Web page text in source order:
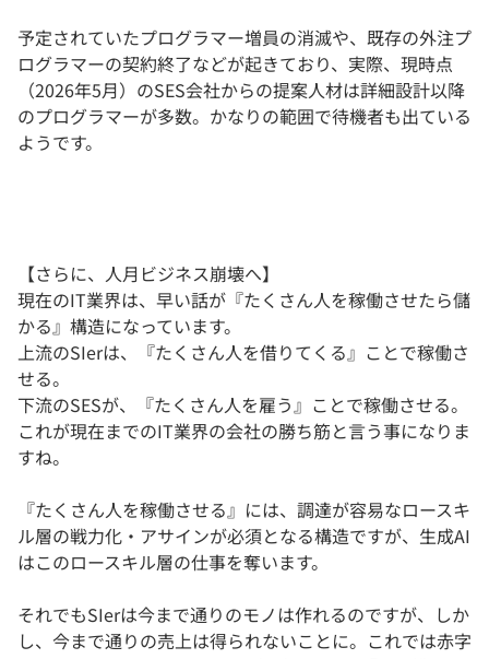
予定されていたプログラマー増員の消滅や、既存の外注プ
ログラマーの契約終了などが起きており、実際、現時点
（2026年5月）のSES会社からの提案人材は詳細設計以降
のプログラマーが多数。かなりの範囲で待機者も出ている
ようです。
【さらに、人月ビジネス崩壊へ】
現在のIT業界は、早い話が『たくさん人を稼働させたら儲
かる』構造になっています。
上流のSIerは、『たくさん人を借りてくる』ことで稼働さ
せる。
下流のSESが、『たくさん人を雇う』ことで稼働させる。
これが現在までのIT業界の会社の勝ち筋と言う事になりま
すね。
『たくさん人を稼働させる』には、調達が容易なロースキ
ル層の戦力化・アサインが必須となる構造ですが、生成AI
はこのロースキル層の仕事を奪います。
それでもSIerは今まで通りのモノは作れるのですが、しか
し、今まで通りの売上は得られないことに。これでは赤字